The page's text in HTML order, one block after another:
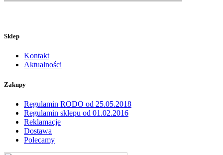
Sklep
Kontakt
Aktualności
Zakupy
Regulamin RODO od 25.05.2018
Regulamin sklepu od 01.02.2016
Reklamacje
Dostawa
Polecamy